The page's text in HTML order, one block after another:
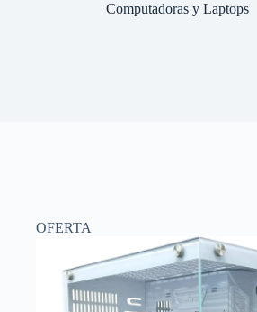
Computadoras y Laptops
OFERTA